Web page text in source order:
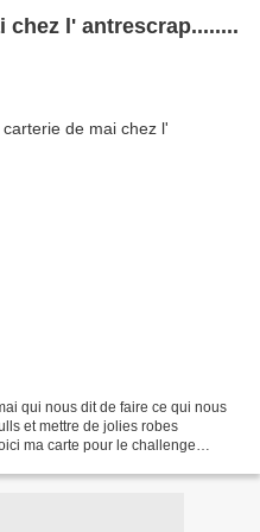
chez l' antrescrap........
qui nous dit de faire ce qui nous
et mettre de jolies robes
ma carte pour le challenge